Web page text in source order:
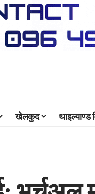
खेलकुद थाइल्याण्ड